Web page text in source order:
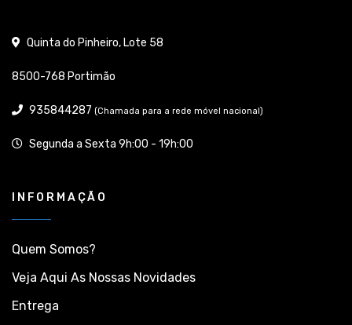
Quinta do Pinheiro, Lote 58
8500-768 Portimão
935844287 (Chamada para a rede móvel nacional)
Segunda a Sexta 9h:00 - 19h:00
INFORMAÇÃO
Quem Somos?
Veja Aqui As Nossas Novidades
Entrega